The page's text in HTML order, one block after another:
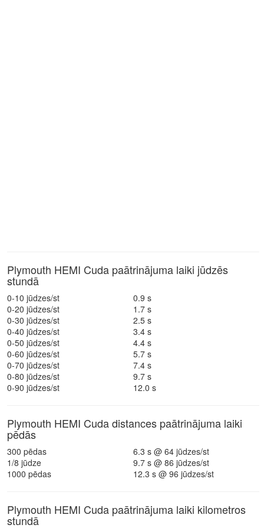
Plymouth HEMI Cuda paātrinājuma laiki jūdzēs
stundā
0-10 jūdzes/st
0.9 s
0-20 jūdzes/st
1.7 s
0-30 jūdzes/st
2.5 s
0-40 jūdzes/st
3.4 s
0-50 jūdzes/st
4.4 s
0-60 jūdzes/st
5.7 s
0-70 jūdzes/st
7.4 s
0-80 jūdzes/st
9.7 s
0-90 jūdzes/st
12.0 s
Plymouth HEMI Cuda distances paātrinājuma laiki
pēdās
300 pēdas
6.3 s @ 64 jūdzes/st
1/8 jūdze
9.7 s @ 86 jūdzes/st
1000 pēdas
12.3 s @ 96 jūdzes/st
Plymouth HEMI Cuda paātrinājuma laiki kilometros
stundā